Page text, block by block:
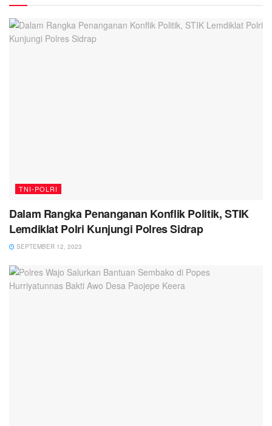
TNI-POLRI
Dalam Rangka Penanganan Konflik Politik, STIK
Lemdiklat Polri Kunjungi Polres Sidrap
SEPTEMBER 12, 2023